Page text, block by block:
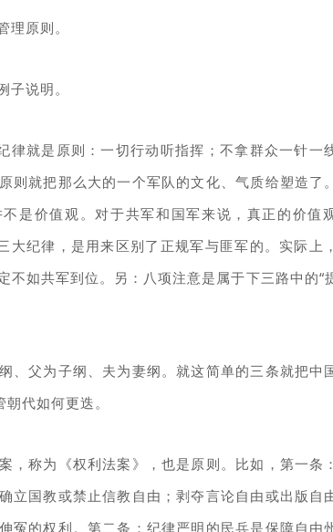
原则。
说明。
律就是原则：一切行动听指挥；不拿群众一针一
则就把那么大的一个军队的文化、气质给塑造了
是价值观。对于共军和国军来说，真正的价值
大纪律，是用来区别了正规军与匪军的。实际上
不如共军到位。另：八项注意是属于下三路中的“
、父为子纲、夫为妻纲。就这简单的三条就把中
代如何更迭。
，称为《权利法案》，也是原则。比如，第一条
立国教或禁止信教自由；剥夺言论自由或出版自
冤的权利。第二条：纪律严明的民兵是保障自由